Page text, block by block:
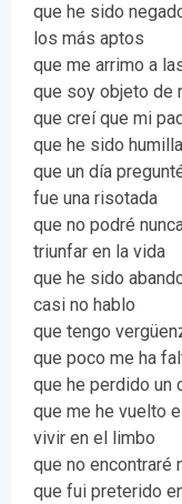
que he sido
los más aptos
que me arrimo a
que soy objeto de
que creí que mi
que he sido
que un día
fue una risotada
que no podré
triunfar en la vida
que he sido
casi no hablo
que tengo
que poco me ha
que he perdido un
que me he vuelto
vivir en el limbo
que no encontraré
que fui preterido